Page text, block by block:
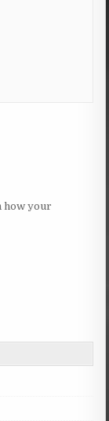
how your